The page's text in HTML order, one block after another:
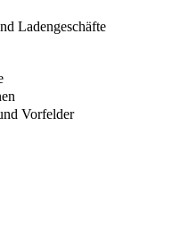
Ladengeschäfte
Vorfelder